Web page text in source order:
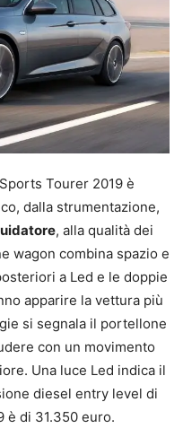
Tourer 2019 è
dalla strumentazione,
, alla qualità dei
wagon combina spazio e
a Led e le doppie
apparire la vettura più
si segnala il portellone
con un movimento
Una luce Led indica il
diesel entry level di
è di 31.350 euro.